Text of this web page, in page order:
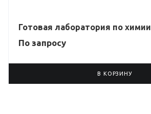
Готовая лаборатория по химии
По запросу
В КОРЗИНУ